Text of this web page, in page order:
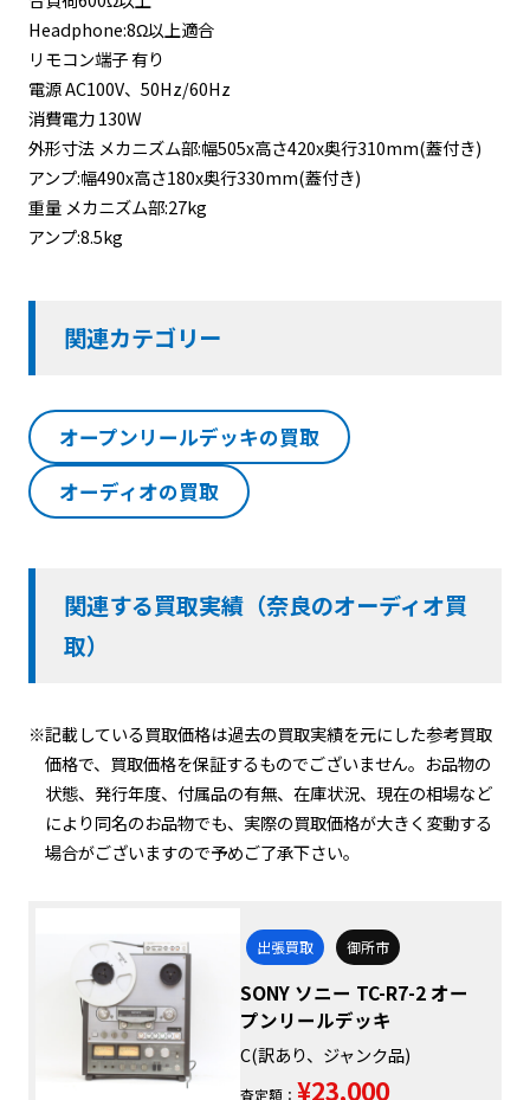
Headphone:8Ω以上適合
リモコン端子 有り
電源 AC100V、50Hz/60Hz
消費電力 130W
外形寸法 メカニズム部:幅505x高さ420x奥行310mm(蓋付き)
アンプ:幅490x高さ180x奥行330mm(蓋付き)
重量 メカニズム部:27kg
アンプ:8.5kg
関連カテゴリー
オープンリールデッキの買取
オーディオの買取
関連する買取実績（奈良のオーディオ買
取）
※記載している買取価格は過去の買取実績を元にした参考買取
価格で、買取価格を保証するものでございません。お品物の
状態、発行年度、付属品の有無、在庫状況、現在の相場など
により同名のお品物でも、実際の買取価格が大きく変動する
場合がございますので予めご了承下さい。
出張買取 御所市
SONY ソニー TC-R7-2 オー
プンリールデッキ
C(訳あり、ジャンク品)
査定額： ¥23,000